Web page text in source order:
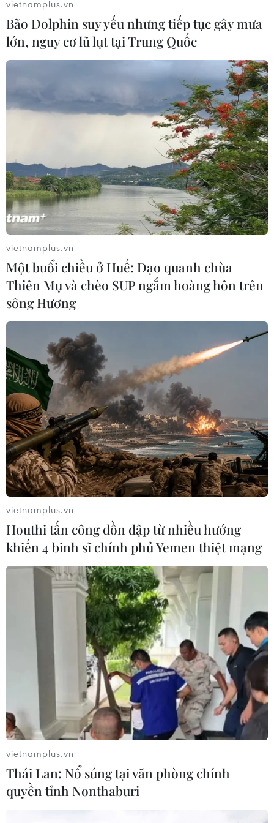
Nhiều khu vực trên cả nước mưa dông, áp
thấp có thể mạnh lên thành bão
19/07/2024 23:55
Do ảnh hưởng của áp thấp nhiệt đới và bão, vùng biển
phía Đông của khu vực Bắc Biển Đông có mưa rào và
dông mạnh; Bắc Bộ, Tây Nguyên tiếp tục duy trì mưa
dông kèm lốc sét, gió giật mạnh.
Áp thấp nhiệt đới trên Biển Đông có khả
năng mạnh lên thành bão
19/07/2024 14:52
Theo dự báo, 19 giờ ngày 20/7, áp thấp nhiệt đới di
chuyển theo hướng Tây Tây Bắc, tốc độ khoảng 15km/h,
có khả năng mạnh lên thành bão; sức gió mạnh cấp 8,
giật cấp 10.
vietnamplus.vn
Bão Dolphin suy yếu nhưng tiếp tục gây mưa
lớn, nguy cơ lũ lụt tại Trung Quốc
vietnamplus.vn
Một buổi chiều ở Huế: Dạo quanh chùa
Thiên Mụ và chèo SUP ngắm hoàng hôn trên
sông Hương
vietnamplus.vn
Houthi tấn công dồn dập từ nhiều hướng
khiến 4 binh sĩ chính phủ Yemen thiệt mạng
vietnamplus.vn
Thái Lan: Nổ súng tại văn phòng chính
quyền tỉnh Nonthaburi